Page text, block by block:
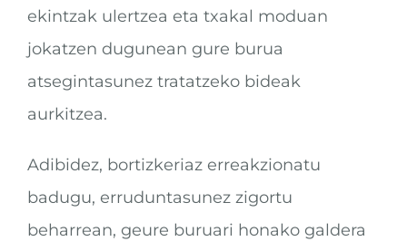
ekintzak ulertzea eta txakal moduan
jokatzen dugunean gure burua
atsegintasunez tratatzeko bideak
aurkitzea.
Adibidez, bortizkeriaz erreakzionatu
badugu, erruduntasunez zigortu
beharrean, geure buruari honako galdera